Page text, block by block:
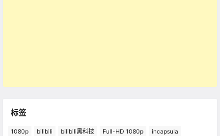
标签
1080p bilibili bilibili黑科技 Full-HD 1080p
incapsula